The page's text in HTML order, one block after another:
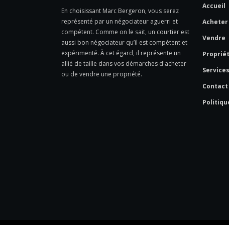
En choisissant Marc Bergeron, vous serez
représenté par un négociateur aguerri et
compétent. Comme on le sait, un courtier est
aussi bon négociateur qu’il est compétent et
expérimenté. À cet égard, il représente un
allié de taille dans vos démarches d'acheter
ou de vendre une propriété.
Accueil
Acheter
Vendre
Services
Contact